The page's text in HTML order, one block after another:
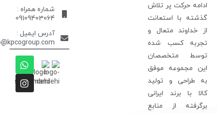
حرکت پر تلاش
با استعانت
خداوند متعال و
کسب شده
متخصصان
مجموعه موفق
طراحی و تولید
با برند ایرانی
از منابع
شماره همراه :
09109403064
آدرس ایمیل :
info@kpcogroup.com